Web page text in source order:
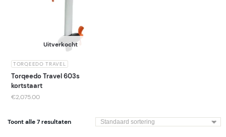
Uitverkocht
TORQEEDO TRAVEL
Torqeedo Travel 603s
kortstaart
€2,075.00
Toont alle 7 resultaten